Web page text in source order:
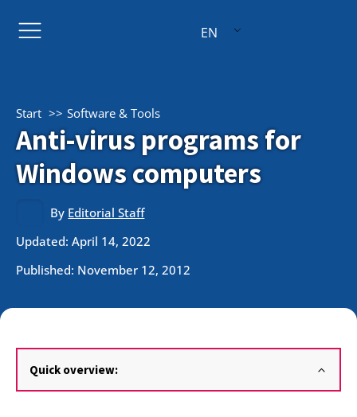
EN
Start Software & Tools
Anti-virus programs for
Windows computers
By Editorial Staff
Updated: April 14, 2022
Published: November 12, 2012
Quick overview: